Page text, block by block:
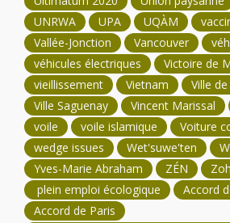
UNRWA
UPA UQÀM
Vallée-Jonction
Vancouver
véhicules électriques
Victoire de
vieillissement
Vietnam
Ville
Ville Saguenay
Vincent Marissal
voile
voile islamique
Voiture
wedge issues
Wet'suwe'ten
Yves-Marie Abraham
ZÉN
plein emploi écologique
Accord
Accord de Paris